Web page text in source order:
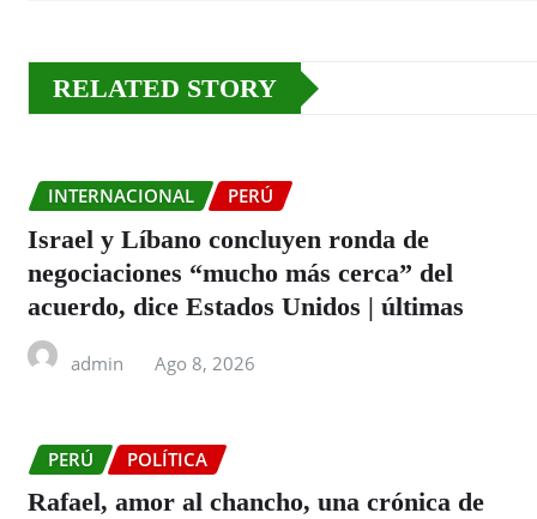
RELATED STORY
INTERNACIONAL PERÚ
Israel y Líbano concluyen ronda de
negociaciones “mucho más cerca” del
acuerdo, dice Estados Unidos | últimas
admin Ago 8, 2026
PERÚ POLÍTICA
Rafael, amor al chancho, una crónica de